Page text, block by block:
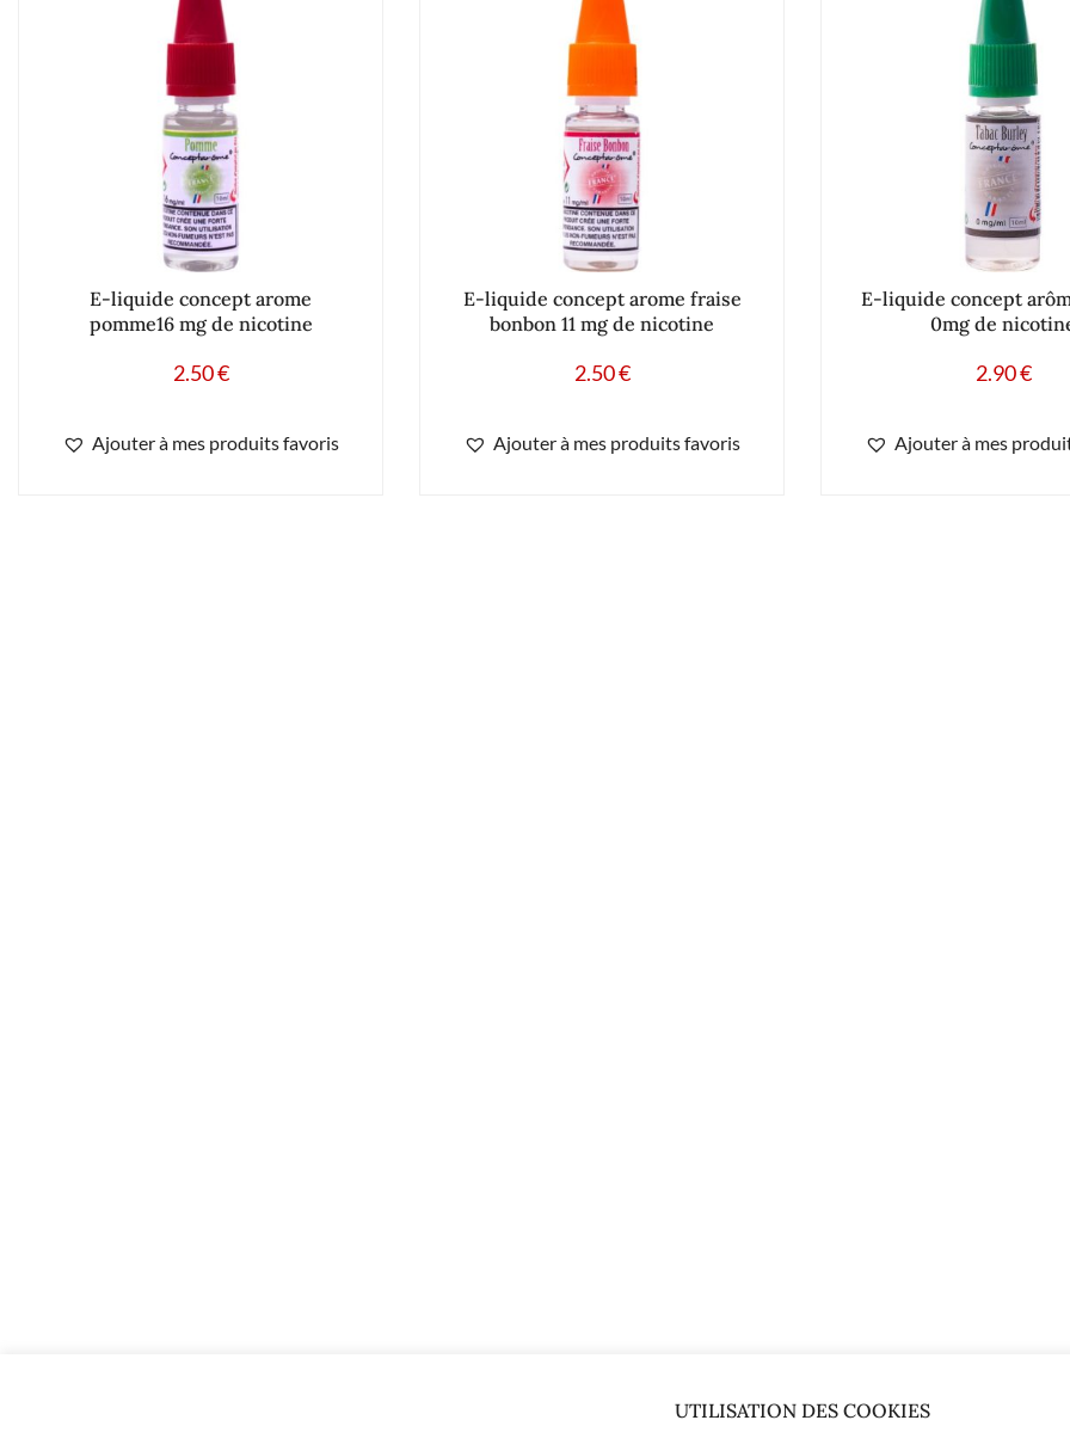
E-liquide concept arome
pomme16 mg de nicotine
2.50€
Ajouter à mes produits favoris
E-liquide concept arome fraise
bonbon 11 mg de nicotine
2.50€
Ajouter à mes produits favoris
E-liquide concept
0mg de
2.90€
Ajouter à mes
UTILISATION DES COOKIES